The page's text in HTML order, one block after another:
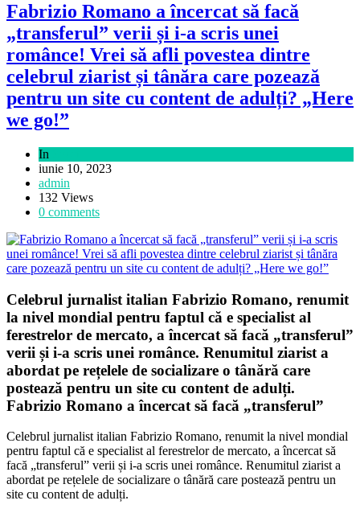
Fabrizio Romano a încercat să facă
„transferul” verii și i-a scris unei
românce! Vrei să afli povestea dintre
celebrul ziarist și tânăra care pozează
pentru un site cu content de adulți? „Here
we go!”
In
iunie 10, 2023
admin
132 Views
0 comments
Celebrul jurnalist italian Fabrizio Romano, renumit
la nivel mondial pentru faptul că e specialist al
ferestrelor de mercato, a încercat să facă „transferul”
verii și i-a scris unei românce. Renumitul ziarist a
abordat pe rețelele de socializare o tânără care
postează pentru un site cu content de adulți.
Fabrizio Romano a încercat să facă „transferul”
Celebrul jurnalist italian Fabrizio Romano, renumit la nivel mondial
pentru faptul că e specialist al ferestrelor de mercato, a încercat să
facă „transferul” verii și i-a scris unei românce. Renumitul ziarist a
abordat pe rețelele de socializare o tânără care postează pentru un
site cu content de adulți.